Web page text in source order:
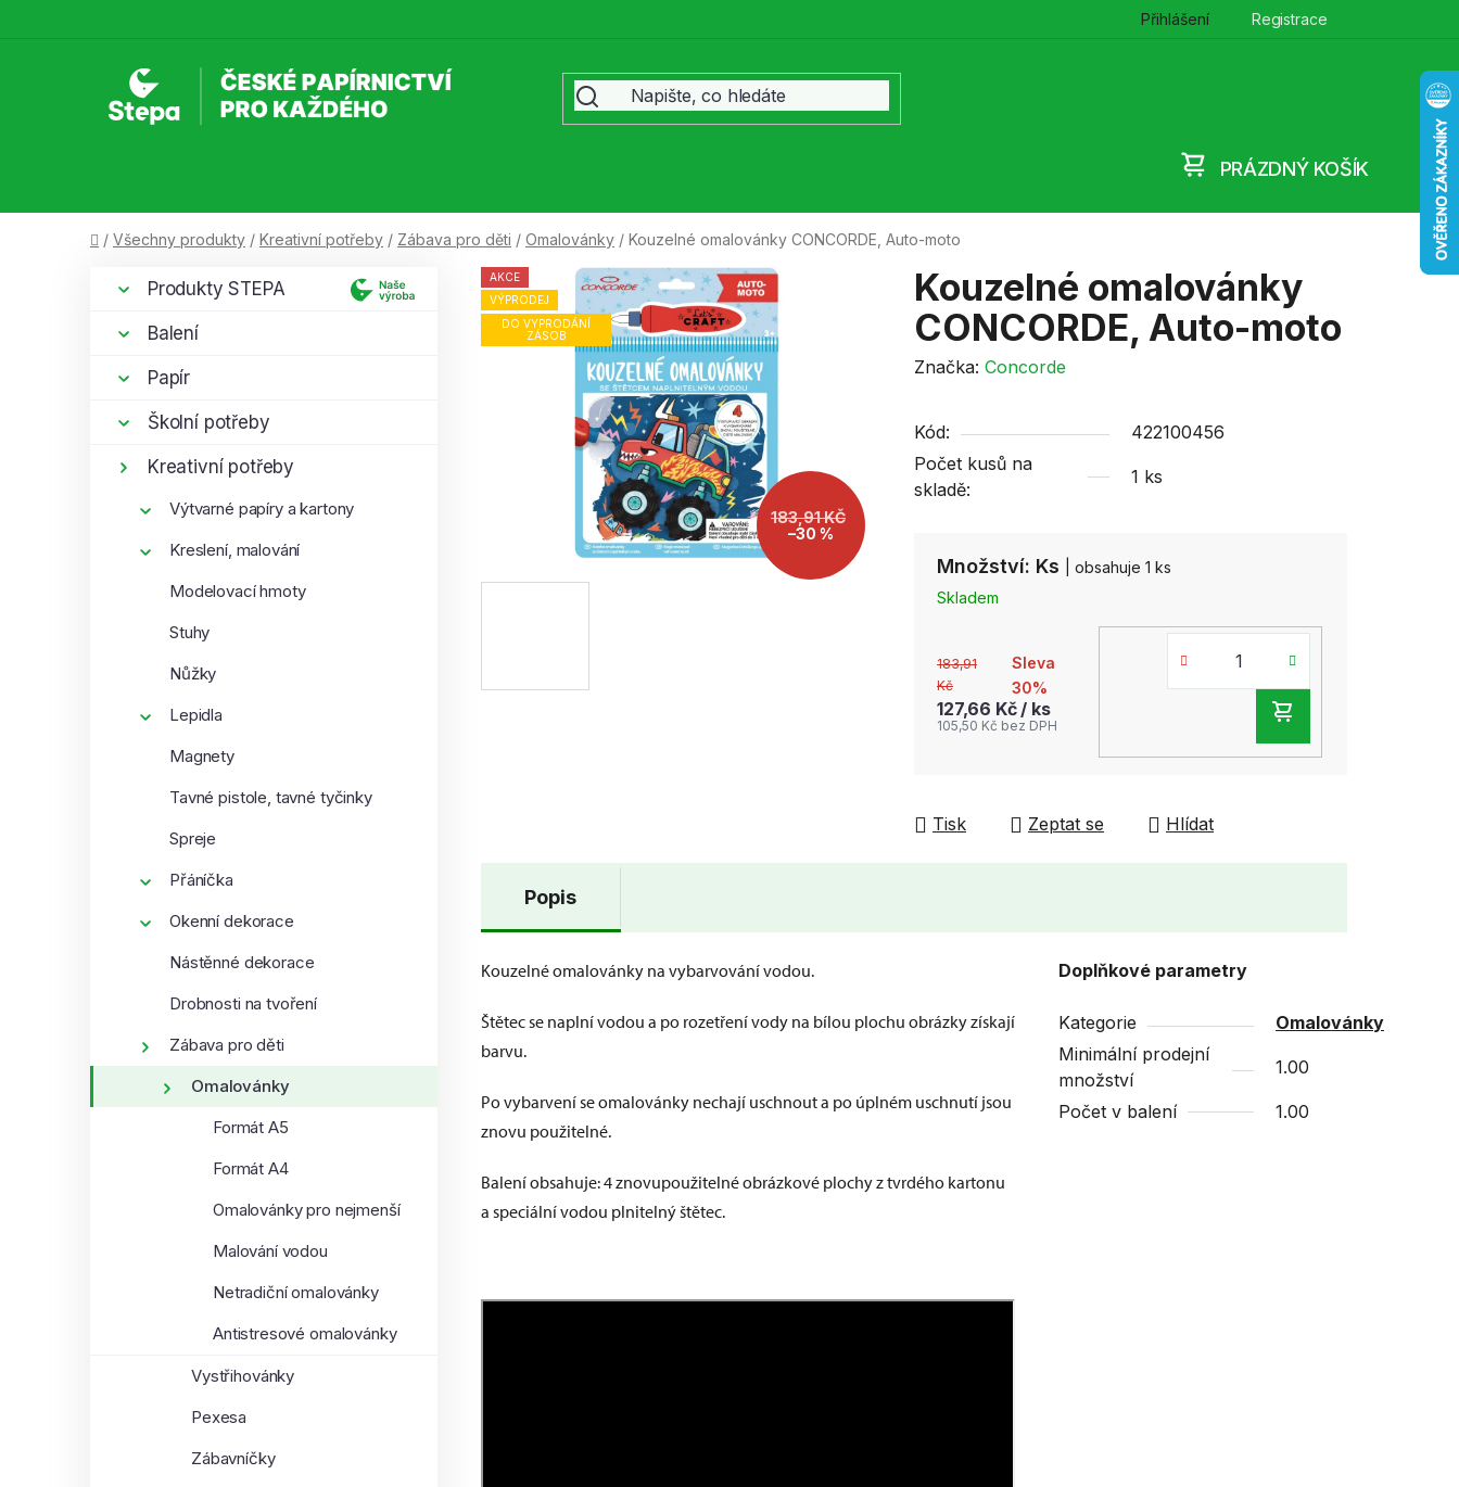
Přihlášení Registrace
PRÁZDNÝ KOŠÍK
Domů
/ Všechny produkty / Kreativní potřeby / Zábava pro děti / Omalovánky / Kouzelné omalovánky CONCORDE, Auto-moto
Přeskočit
kategorie
Produkty STEPA
Balení
Papír
Školní potřeby
Kreativní potřeby
Výtvarné papíry a kartony
Kreslení, malování
Modelovací hmoty
Stuhy
Nůžky
Lepidla
Magnety
Tavné pistole, tavné tyčinky
Spreje
Přáníčka
Okenní dekorace
Nástěnné dekorace
Drobnosti na tvoření
Zábava pro děti
Omalovánky
Formát A5
Formát A4
Omalovánky pro nejmenší
Malování vodou
Netradiční omalovánky
Antistresové omalovánky
Vystřihovánky
Pexesa
Zábavníčky
Kouzelné omalovánky
CONCORDE, Auto-moto
Značka: Concorde
Množství: Ks
| obsahuje 1 ks
Skladem
183,91
Kč
Sleva
30%
127,66 Kč / ks
105,50 Kč bez DPH
KOŠÍKU
Kód:
422100456
Počet kusů na
skladě:
1 ks
Tisk Zeptat se Hlídat
AKCE
VÝPRODEJ
DO VYPRODÁNÍ
ZÁSOB
183,91 KČ
–30 %
Popis
Kouzelné omalovánky na vybarvování vodou.
Štětec se naplní vodou a po rozetření vody na bílou plochu obrázky získají
barvu.
Po vybarvení se omalovánky nechají uschnout a po úplném uschnutí jsou
znovu použitelné.
Balení obsahuje: 4 znovupoužitelné obrázkové plochy z tvrdého kartonu
a speciální vodou plnitelný štětec.
Doplňkové parametry
Kategorie
Omalovánky
Minimální prodejní
množství
1.00
Počet v balení 1.00